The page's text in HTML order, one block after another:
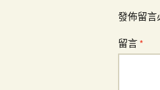
發佈留言
留言 *